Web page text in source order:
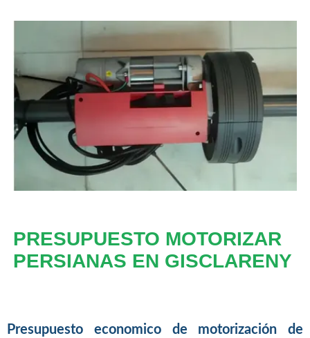
PRESUPUESTO MOTORIZAR
PERSIANAS EN GISCLARENY
Presupuesto economico de motorización de